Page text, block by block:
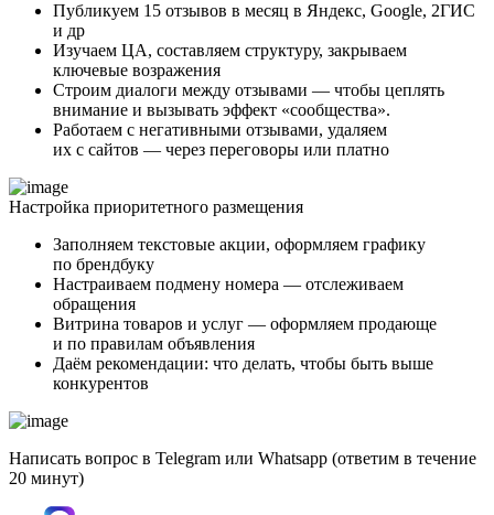
Публикуем 15 отзывов в месяц в Яндекс, Google, 2ГИС
и др
Изучаем ЦА, составляем структуру, закрываем
ключевые возражения
Строим диалоги между отзывами — чтобы цеплять
внимание и вызывать эффект «сообщества».
Работаем с негативными отзывами, удаляем
их с сайтов — через переговоры или платно
Настройка приоритетного размещения
Заполняем текстовые акции, оформляем графику
по брендбуку
Настраиваем подмену номера — отслеживаем
обращения
Витрина товаров и услуг — оформляем продающе
и по правилам объявления
Даём рекомендации: что делать, чтобы быть выше
конкурентов
Написать вопрос в Telegram или Whatsapp (ответим в течение
20 минут)